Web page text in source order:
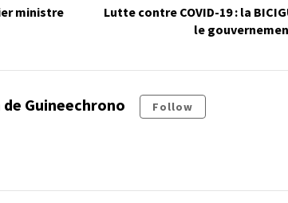
ministre
Lutte contre COVID-19 : la
le
Guineechrono Follow